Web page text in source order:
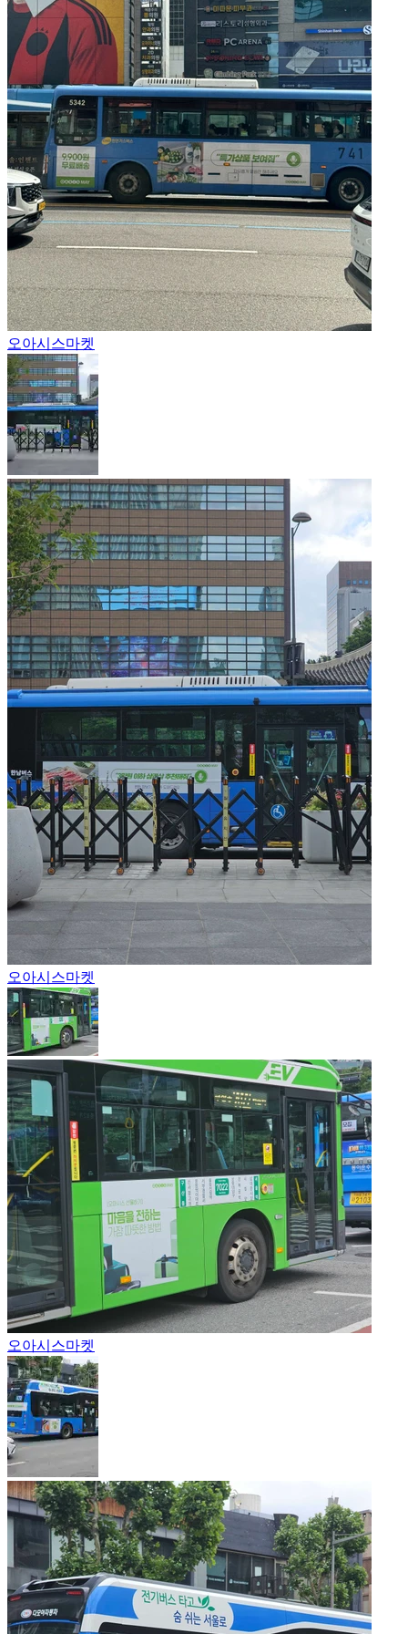
오아시스마켓
오아시스마켓
오아시스마켓